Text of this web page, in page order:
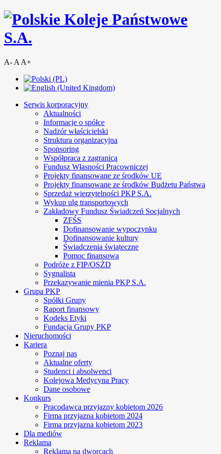
A- A A+
Serwis korporacyjny
Aktualności
Informacje o spółce
Nadzór właścicielski
Struktura organizacyjna
Sponsoring
Współpraca z zagranicą
Fundusz Własności Pracowniczej
Projekty finansowane ze środków UE
Projekty finansowane ze środków Budżetu Państwa
Sprzedaż wierzytelności PKP S.A.
Wykup ulg transportowych
Zakładowy Fundusz Świadczeń Socjalnych
ZFŚS
Dofinansowanie wypoczynku
Dofinansowanie kultury
Świadczenia świąteczne
Pomoc finansowa
Podróże z FIP/OSŻD
Sygnalista
Przekazywanie mienia PKP S.A.
Grupa PKP
Spółki Grupy
Raport finansowy
Kodeks Etyki
Fundacja Grupy PKP
Nieruchomości
Kariera
Poznaj nas
Aktualne oferty
Studenci i absolwenci
Kolejowa Medycyna Pracy
Dane osobowe
Konkurs
Pracodawca przyjazny kobietom 2026
Firma przyjazna kobietom 2024
Firma przyjazna kobietom 2023
Dla mediów
Reklama
Reklama na dworcach